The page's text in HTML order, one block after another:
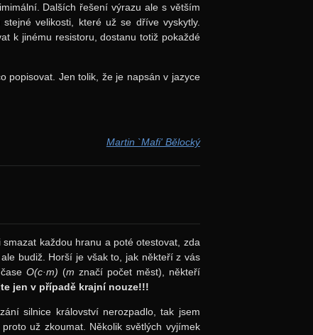
Dalších řešení výrazu ale s větším
velikosti, které už se dříve vyskytly.
k jinému resistoru, dostanu totiž pokaždé
popisovat. Jen tolik, že je napsán v jazyce
Martin `Mafi' Bělocký
každou hranu a poté otestovat, zda
budiž. Horší je však to, jak někteří z vás
O(c·m) (m značí počet měst), někteří
jen v případě krajní nouze!!!
silnice království nerozpadlo, tak jsem
už zkoumat. Několik světlých vyjímek